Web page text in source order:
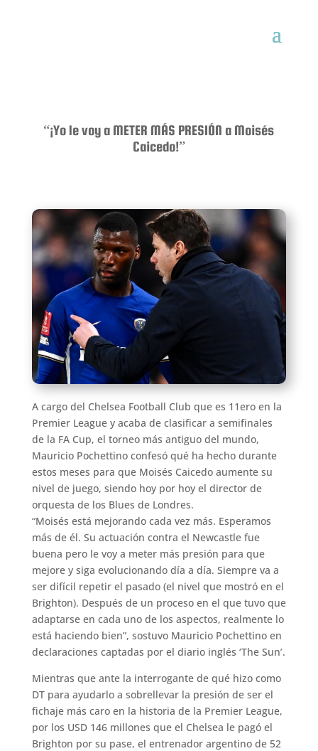
“¡Yo le voy a METER MÁS PRESIÓN a Moisés
Caicedo!”
A cargo del Chelsea Football Club que es 11ero en la
Premier League y acaba de clasificar a semifinales
de la FA Cup, el torneo más antiguo del mundo,
Mauricio Pochettino confesó qué ha hecho durante
estos meses para que Moisés Caicedo aumente su
nivel de juego, siendo hoy por hoy el director de
orquesta de los Blues de Londres.
“Moisés está mejorando cada vez más. Esperamos
más de él. Su actuación contra el Newcastle fue
buena pero le voy a meter más presión para que
mejore y siga evolucionando día a día. Siempre va a
ser difícil repetir el pasado (el nivel que mostró en el
Brighton). Después de un proceso en el que tuvo que
adaptarse en cada uno de los aspectos, realmente lo
está haciendo bien”, sostuvo Mauricio Pochettino en
declaraciones captadas por el diario inglés ‘The Sun’.
Mientras que ante la interrogante de qué hizo como
DT para ayudarlo a sobrellevar la presión de ser el
fichaje más caro en la historia de la Premier League,
por los USD 146 millones que el Chelsea le pagó el
Brighton por su pase, el entrenador argentino de 52